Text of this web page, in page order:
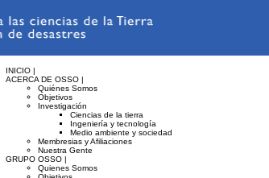
INICIO |
ACERCA DE OSSO |
Quiénes Somos
Objetivos
Investigación
Ciencias de la tierra
Ingeniería y tecnología
Medio ambiente y sociedad
Membresias y Afiliaciones
Nuestra Gente
GRUPO OSSO |
Quienes Somos